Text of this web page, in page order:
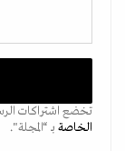
تخضع اشتراكات
الخاصة بـ “المجلة".